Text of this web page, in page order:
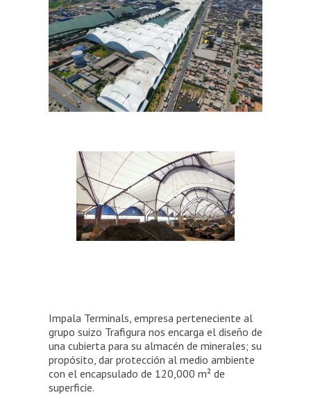
Impala Terminals, empresa perteneciente al
grupo suizo Trafigura nos encarga el diseño de
una cubierta para su almacén de minerales; su
propósito, dar protección al medio ambiente
con el encapsulado de 120,000 m² de
superficie.